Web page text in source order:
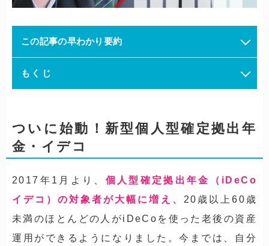
この記事の早わかり要約
もくじ
ついに始動！新型個人型確定拠出年
金・イデコ
2017年1月より、 個人型確定拠出年金（iDeCo
イデコ）の対象者が大幅に増え、 20歳以上60歳
未満のほとんどの人がiDeCoを使った老後の資産
運用ができるようになりました。今までは、自分